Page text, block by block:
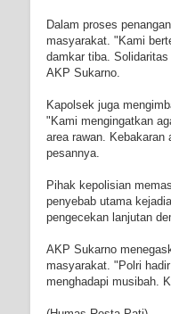
Dalam proses
masyarakat. "Kami
damkar tiba.
AKP Sukarno.
Kapolsek juga
"Kami mengingatkan
area rawan.
pesannya.
Pihak kepolisian
penyebab utama
pengecekan lanjutan
AKP Sukarno
masyarakat. "Polri
menghadapi musibah.